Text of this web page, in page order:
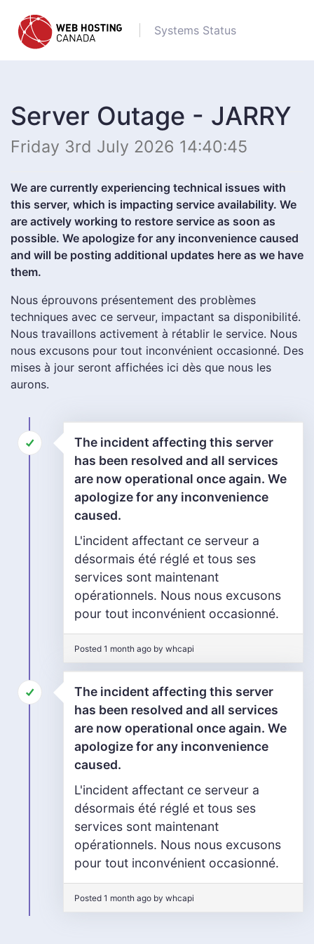
Systems Status
Server Outage - JARRY
Friday 3rd July 2026 14:40:45
We are currently experiencing technical issues with
this server, which is impacting service availability. We
are actively working to restore service as soon as
possible. We apologize for any inconvenience caused
and will be posting additional updates here as we have
them.
Nous éprouvons présentement des problèmes
techniques avec ce serveur, impactant sa disponibilité.
Nous travaillons activement à rétablir le service. Nous
nous excusons pour tout inconvénient occasionné. Des
mises à jour seront affichées ici dès que nous les
aurons.
The incident affecting this server
has been resolved and all services
are now operational once again. We
apologize for any inconvenience
caused.
L'incident affectant ce serveur a
désormais été réglé et tous ses
services sont maintenant
opérationnels. Nous nous excusons
pour tout inconvénient occasionné.
Posted 1 month ago by whcapi
The incident affecting this server
has been resolved and all services
are now operational once again. We
apologize for any inconvenience
caused.
L'incident affectant ce serveur a
désormais été réglé et tous ses
services sont maintenant
opérationnels. Nous nous excusons
pour tout inconvénient occasionné.
Posted 1 month ago by whcapi